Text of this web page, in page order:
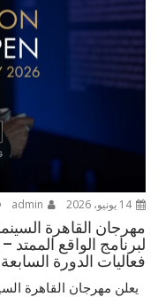
14 يونيو، 2026
مهرجان القاهرة
فعاليات الدورة
يعلن مهرجان القاهرة